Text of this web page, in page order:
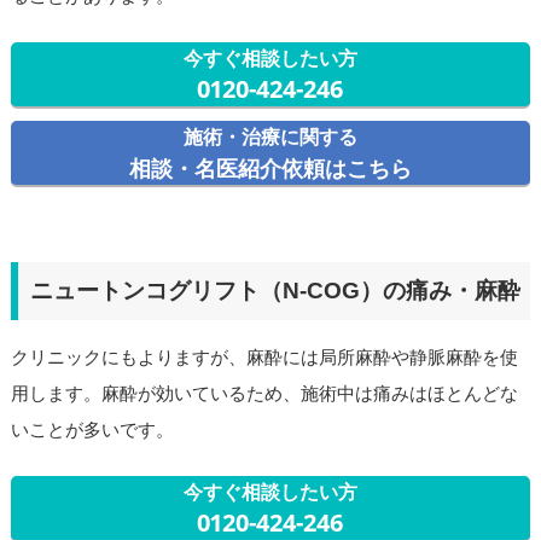
今すぐ相談したい方
0120-424-246
施術・治療に関する
相談・名医紹介依頼はこちら
ニュートンコグリフト（N-COG）の痛み・麻酔
クリニックにもよりますが、麻酔には局所麻酔や静脈麻酔を使
用します。麻酔が効いているため、施術中は痛みはほとんどな
いことが多いです。
今すぐ相談したい方
0120-424-246